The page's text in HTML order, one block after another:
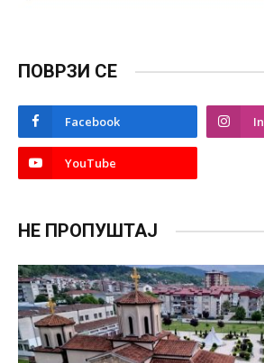
ПОВРЗИ СЕ
Facebook
YouTube
НЕ ПРОПУШТАЈ